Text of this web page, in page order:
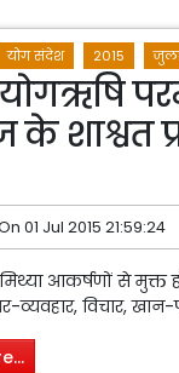
योग संदेश 2015
योगऋषि
के शाश्वत
01 Jul 2015 21:59:24
आकर्षणों से मुक्त
व्यवहार, विचार,